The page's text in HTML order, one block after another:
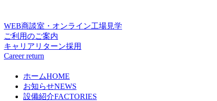
WEB商談室・オンライン工場見学
ご利用のご案内
キャリアリターン採用
Career return
ホームHOME
お知らせNEWS
設備紹介FACTORIES